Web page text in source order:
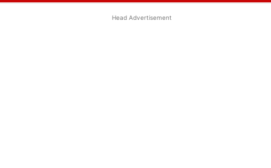
Head Advertisement